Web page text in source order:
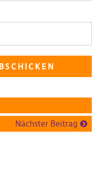
Nächster Beitrag